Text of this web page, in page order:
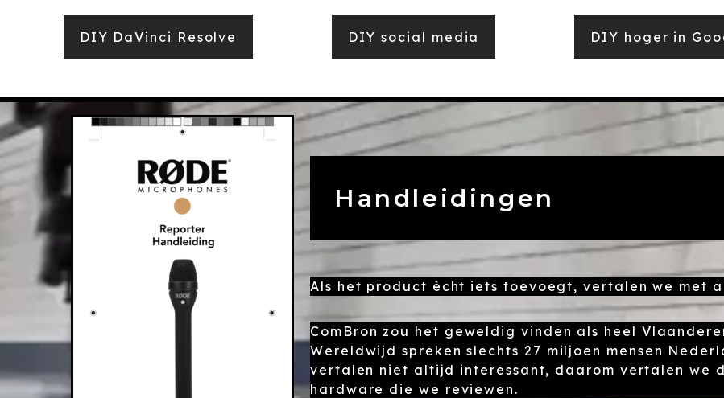
DIY DaVinci Resolve DIY social media DIY hoger in
Handleidingen
Als het product ècht iets toevoegt, vertalen we met
ComBron zou het geweldig vinden als heel
Wereldwijd spreken slechts 27 miljoen mensen
vertalen niet altijd interessant, daarom vertalen we
hardware die we reviewen.